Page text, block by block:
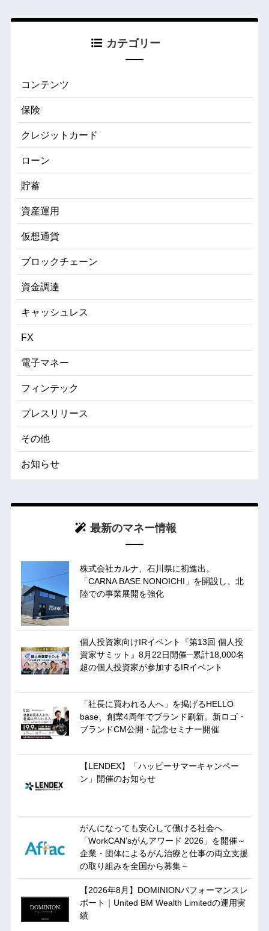
カテゴリー
コンテンツ
保険
クレジットカード
ローン
貯蓄
資産運用
仮想通貨
ブロックチェーン
資金調達
キャッシュレス
FX
電子マネー
フィンテック
プレスリリース
その他
お知らせ
最新のマネー情報
株式会社カルナ、石川県に初進出。
「CARNA BASE NONOICHI」を開設し、北
陸での事業展開を強化
個人投資家向けIRイベント『第13回 個人投
資家サミット』8月22日開催─累計18,000名
超の個人投資家が参加するIRイベント
「社長に買われる人へ」を掲げるHELLO
base、創業4周年でブランド刷新。新ロゴ・
ブランドCM公開・記念セミナー開催
【LENDEX】「ハッピーサマーキャンペー
ン」開催のお知らせ
がんになっても安心して働ける社会へ
「WorkCAN’sがんアワード 2026」を開催～
企業・団体によるがん治療と仕事の両立支援
の取り組みを全国から募集～
【2026年8月】DOMINIONパフォーマンスレ
ポート｜United BM Wealth Limitedの運用実
績